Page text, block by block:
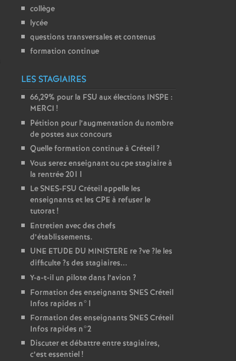
collège
lycée
questions transversales et contenus
formation continue
LES STAGIAIRES
66,29% pour la FSU aux élections INSPE :
MERCI !
Pétition pour l’augmentation du nombre
de postes aux concours
Quelle formation continue à Créteil?
Vous serez enseignant ou cpe stagiaire à
la rentrée 2011
LeSNES-FSU Créteil appelle les
enseignants et les CPE à refuser le
tutorat!
Entretien avec des chefs
d’établissements.
UNE ETUDE DU MINISTERE re?ve?le les
difficulte?s des stagiaires...
Y-a-t-il un pilote dans l’avion ?
Formation des enseignants SNESCréteil
Infos rapides n°1
Formation des enseignants SNESCréteil
Infos rapides n°2
Discuter et débattre entre stagiaires,
c’est essentiel!